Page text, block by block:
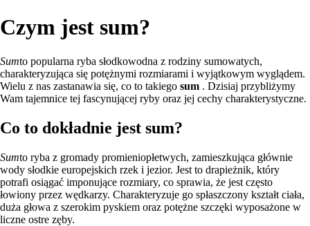
Czym jest sum?
Sumto popularna ryba słodkowodna z rodziny sumowatych,
charakteryzująca się potężnymi rozmiarami i wyjątkowym wyglądem.
Wielu z nas zastanawia się, co to takiego sum . Dzisiaj przybliżymy
Wam tajemnice tej fascynującej ryby oraz jej cechy charakterystyczne.
Co to dokładnie jest sum?
Sumto ryba z gromady promieniopłetwych, zamieszkująca głównie
wody słodkie europejskich rzek i jezior. Jest to drapieżnik, który
potrafi osiągać imponujące rozmiary, co sprawia, że jest często
łowiony przez wędkarzy. Charakteryzuje go spłaszczony kształt ciała,
duża głowa z szerokim pyskiem oraz potężne szczęki wyposażone w
liczne ostre zęby.